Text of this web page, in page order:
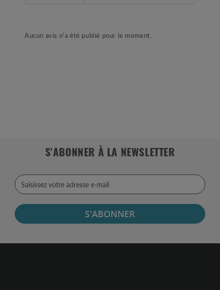
Aucun avis n'a été publié pour le moment.
S'ABONNER À LA NEWSLETTER
S'ABONNER